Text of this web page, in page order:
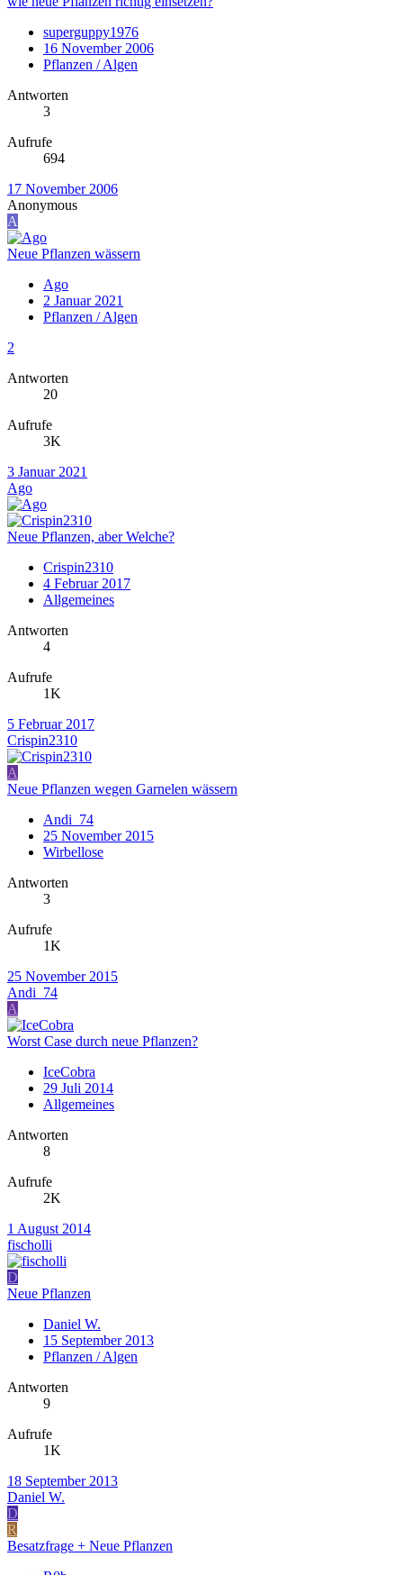
superguppy1976
16 November 2006
Pflanzen / Algen
Antworten
3
Aufrufe
694
17 November 2006
Anonymous
A
Neue Pflanzen wässern
Ago
2 Januar 2021
Pflanzen / Algen
2
Antworten
20
Aufrufe
3K
3 Januar 2021
Ago
Neue Pflanzen, aber Welche?
Crispin2310
4 Februar 2017
Allgemeines
Antworten
4
Aufrufe
1K
5 Februar 2017
Crispin2310
A
Neue Pflanzen wegen Garnelen wässern
Andi_74
25 November 2015
Wirbellose
Antworten
3
Aufrufe
1K
25 November 2015
Andi_74
A
Worst Case durch neue Pflanzen?
IceCobra
29 Juli 2014
Allgemeines
Antworten
8
Aufrufe
2K
1 August 2014
fischolli
D
Neue Pflanzen
Daniel W.
15 September 2013
Pflanzen / Algen
Antworten
9
Aufrufe
1K
18 September 2013
Daniel W.
D
R
Besatzfrage + Neue Pflanzen